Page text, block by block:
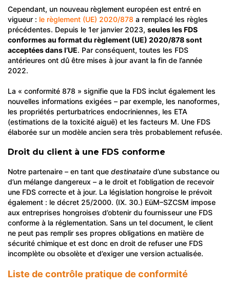
Cependant, un nouveau règlement européen est entré en
vigueur : le règlement (UE) 2020/878 a remplacé les règles
précédentes. Depuis le 1er janvier 2023, seules les FDS
conformes au format du règlement (UE) 2020/878 sont
acceptées dans l’UE. Par conséquent, toutes les FDS
antérieures ont dû être mises à jour avant la fin de l’année
2022.
La « conformité 878 » signifie que la FDS inclut également les
nouvelles informations exigées – par exemple, les nanoformes,
les propriétés perturbatrices endocriniennes, les ETA
(estimations de la toxicité aiguë) et les facteurs M. Une FDS
élaborée sur un modèle ancien sera très probablement refusée.
Droit du client à une FDS conforme
Notre partenaire – en tant que destinataire d’une substance ou
d’un mélange dangereux – a le droit et l’obligation de recevoir
une FDS correcte et à jour. La législation hongroise le prévoit
également : le décret 25/2000. (IX. 30.) EüM–SZCSM impose
aux entreprises hongroises d’obtenir du fournisseur une FDS
conforme à la réglementation. Sans un tel document, le client
ne peut pas remplir ses propres obligations en matière de
sécurité chimique et est donc en droit de refuser une FDS
incomplète ou obsolète et d’exiger une version actualisée.
Liste de contrôle pratique de conformité